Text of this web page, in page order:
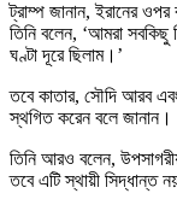
ট্রাম্প জানান, ইরানের ওপর
তিনি বলেন, ‘আমরা
ঘণ্টা দূরে ছিলাম।’
তবে কাতার, সৌদি আরব
স্থগিত করেন বলে জানান।
তিনি আরও বলেন,
তবে এটি স্থায়ী সিদ্ধান্ত